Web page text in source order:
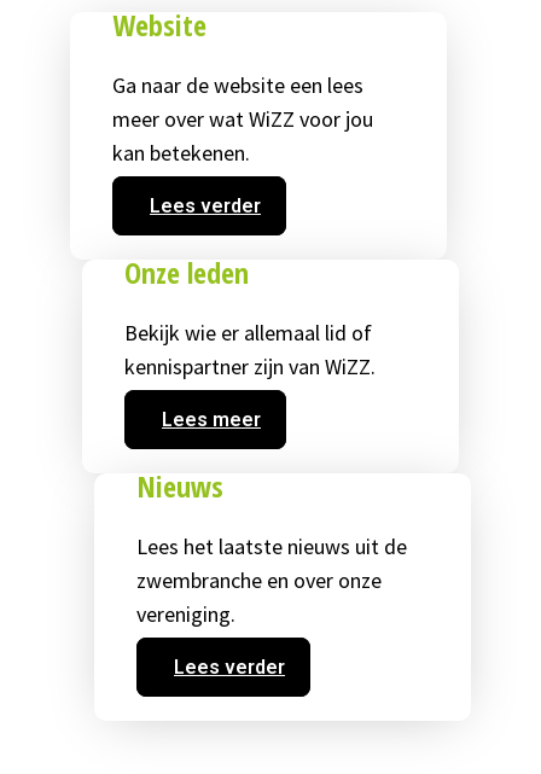
Website
Ga naar de website een lees
meer over wat WiZZ voor jou
kan betekenen.
Lees verder
Onze leden
Bekijk wie er allemaal lid of
kennispartner zijn van WiZZ.
Lees meer
Nieuws
Lees het laatste nieuws uit de
zwembranche en over onze
vereniging.
Lees verder